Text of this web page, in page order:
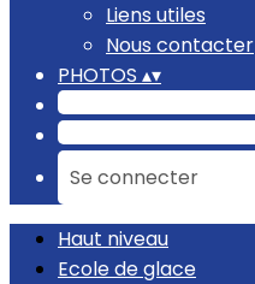
Liens utiles
Nous contacter
PHOTOS ▴▾
Se connecter
Haut niveau
Ecole de glace